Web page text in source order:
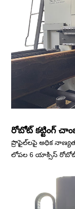
రోబోట్ కట్టింగ్
ప్రొఫైల్‌లపై అధిక
లోపల 6 యాక్సిస్ రోబోట్